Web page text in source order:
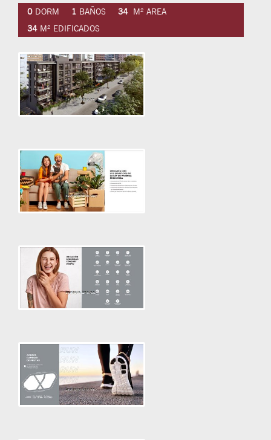
0 DORM 1 BAÑOS 34
M² AREA
34 M² EDIFICADOS